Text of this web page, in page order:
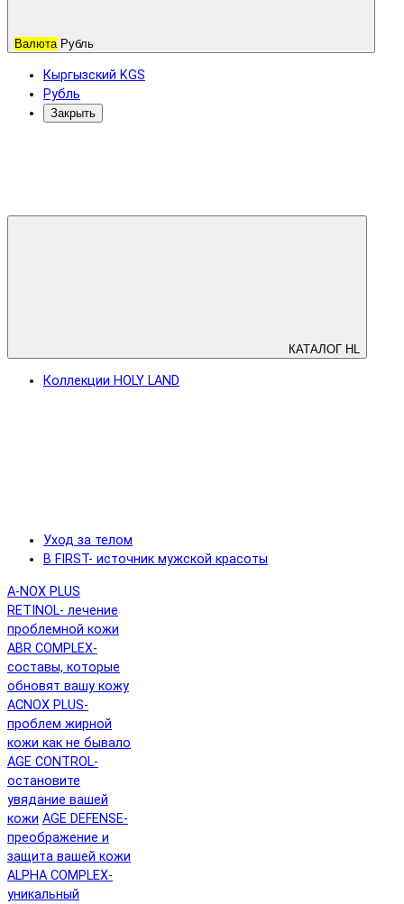
Валюта Рубль
Кыргызский KGS
Рубль
Закрыть
КАТАЛОГ HL
Коллекции HOLY LAND
Уход за телом
B FIRST- источник мужской красоты
A-NOX PLUS
RETINOL- лечение
проблемной кожи
ABR COMPLEX-
составы, которые
обновят вашу кожу
ACNOX PLUS-
проблем жирной
кожи как не бывало
AGE CONTROL-
остановите
увядание вашей
кожи AGE DEFENSE-
преображение и
защита вашей кожи
ALPHA COMPLEX-
уникальный